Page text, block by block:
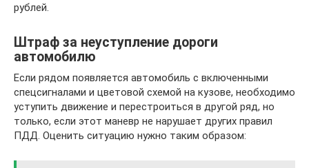
рублей.
Штраф за неуступление дороги
автомобилю
Если рядом появляется автомобиль с включенными
спецсигналами и цветовой схемой на кузове, необходимо
уступить движение и перестроиться в другой ряд, но
только, если этот маневр не нарушает других правил
ПДД. Оценить ситуацию нужно таким образом: